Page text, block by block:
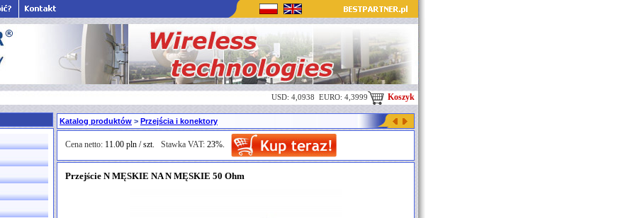
USD: 4,0938 EURO: 4,3999 Koszyk
Katalog produktów > Przejścia i konektory
Cena netto: 11.00 pln / szt. Stawka VAT: 23%.
Przejście N MĘSKIE NA N MĘSKIE 50 Ohm